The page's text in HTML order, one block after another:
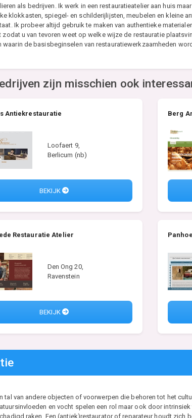
als bedrijven. Ik werk in een restauratieatelier aan huis
klokkasten, spiegel- en schilderijlijsten, meubelen en kleine
Ik probeer altijd gebruik te maken van authentieke
u van tevoren weet op welke wijze de restauratie
de basisbeginselen van restauratiewerkzaamheden
zijn misschien ook
Antiekrestauratie
Loofaert 9,
Berlicum (nb)
BEKIJK
Berg
Restauratie Atelier
Den Ong 20,
Ravenstein
BEKIJK
van andere objecten of voorwerpen die behoren tot het
en vocht spelen een rol maar ook door intrinsiek
raken. Een (antiek)restaurator of reparateur houdt zich